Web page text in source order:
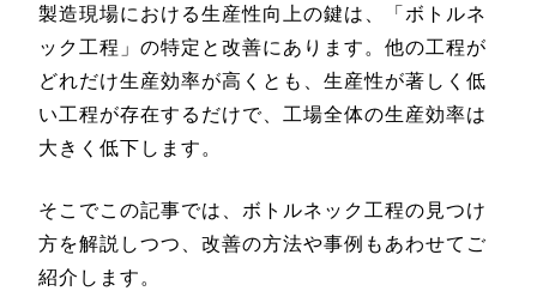
製造現場における生産性向上の鍵は、「ボトルネ
ック工程」の特定と改善にあります。他の工程が
どれだけ生産効率が高くとも、生産性が著しく低
い工程が存在するだけで、工場全体の生産効率は
大きく低下します。
そこでこの記事では、ボトルネック工程の見つけ
方を解説しつつ、改善の方法や事例もあわせてご
紹介します。